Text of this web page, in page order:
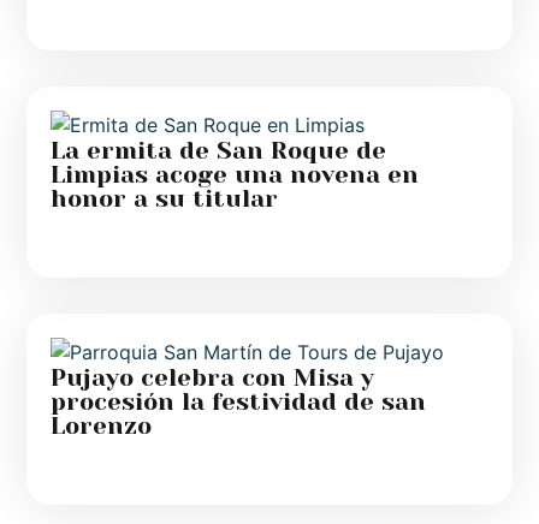
La ermita de San Roque de
Limpias acoge una novena en
honor a su titular
Pujayo celebra con Misa y
procesión la festividad de san
Lorenzo